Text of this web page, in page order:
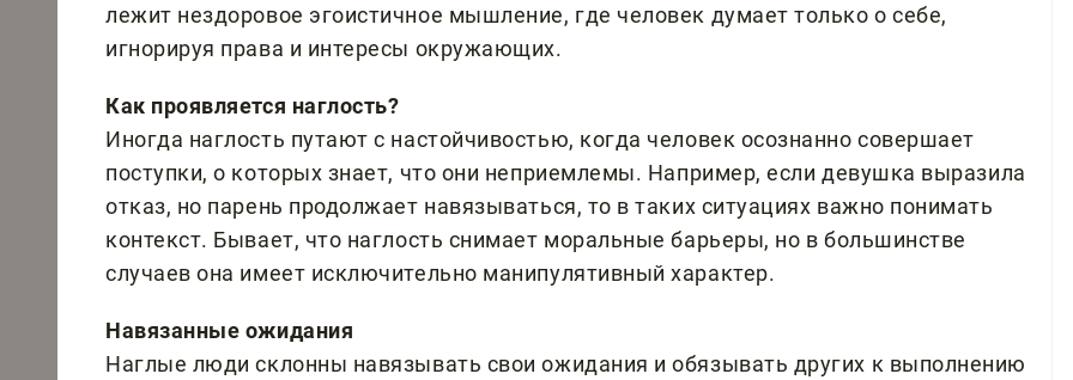
лежит нездоровое эгоистичное мышление, где человек думает только о себе,
игнорируя права и интересы окружающих.
Как проявляется наглость?
Иногда наглость путают с настойчивостью, когда человек осознанно совершает
поступки, о которых знает, что они неприемлемы. Например, если девушка выразила
отказ, но парень продолжает навязываться, то в таких ситуациях важно понимать
контекст. Бывает, что наглость снимает моральные барьеры, но в большинстве
случаев она имеет исключительно манипулятивный характер.
Навязанные ожидания
Наглые люди склонны навязывать свои ожидания и обязывать других к выполнению